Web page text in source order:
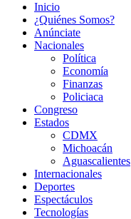
Inicio
¿Quiénes Somos?
Anúnciate
Nacionales
Política
Economía
Finanzas
Policiaca
Congreso
Estados
CDMX
Michoacán
Aguascalientes
Internacionales
Deportes
Espectáculos
Tecnologías